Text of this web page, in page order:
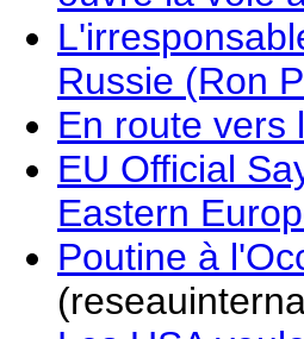
Russie (Ron
En route
EU Official
Eastern
Poutine à